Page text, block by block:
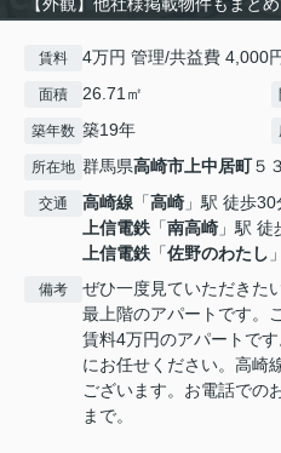
【外観】他社様掲載物件もまと
賃料 4万円 管理/共益費 4,000
面積 26.71㎡
築年数 築19年
所在地 群馬県高崎市上中居町５
交通 高崎線 「高崎 」駅 徒歩30
上信電鉄 「南高崎 」駅 徒
上信電鉄 「佐野のわたし
備考
ぜひ一度見ていただきた
最上階のアパートです。
賃料4万円のアパートで
にお任せください。高崎
ございます。お電話での
まで。